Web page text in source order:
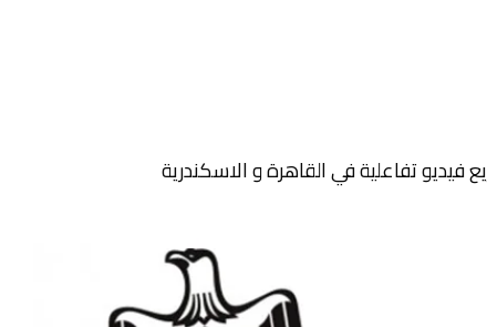
تفاعلية في القاهرة و الاسكندرية